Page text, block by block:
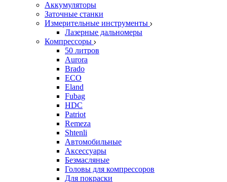
Аккумуляторы
Заточные станки
Измерительные инструменты
Лазерные дальномеры
Компрессоры
50 литров
Aurora
Brado
ECO
Eland
Fubag
HDC
Patriot
Remeza
Shtenli
Автомобильные
Аксессуары
Безмасляные
Головы для компрессоров
Для покраски